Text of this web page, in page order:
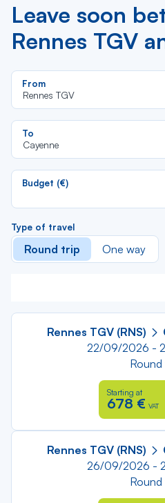
Leave soon
Rennes TGV
From
Rennes TGV
To
Cayenne
Budget (€)
Type of travel
Round trip One way
Rennes TGV (RNS)
22/09/2026 -
Round
Starting at
678 € VAT
Rennes TGV (RNS)
26/09/2026 -
Round